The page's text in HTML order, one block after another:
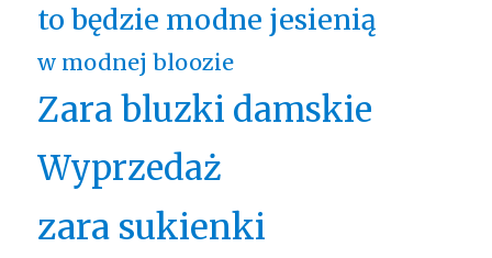
to będzie modne jesienią
w modnej bloozie
Zara bluzki damskie
Wyprzedaż
zara sukienki